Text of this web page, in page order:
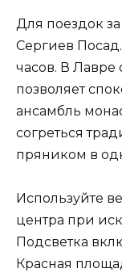
Для поездок
Сергиев
часов. В Лавре
позволяет
ансамбль
согреться
пряником в
Используйте
центра при
Подсветка
Красная